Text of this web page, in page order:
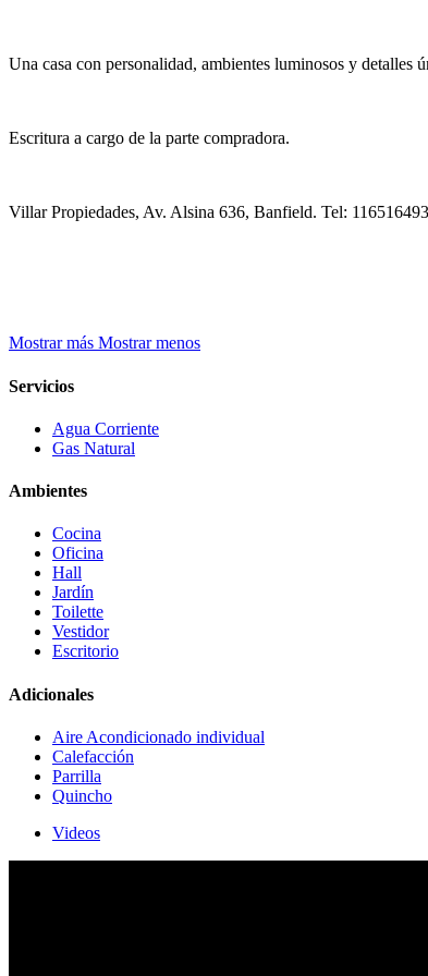
Una casa con personalidad, ambientes luminosos y detalles
Escritura a cargo de la parte compradora.
Villar Propiedades, Av. Alsina 636, Banfield. Tel:
Mostrar más Mostrar menos
Servicios
Agua Corriente
Gas Natural
Ambientes
Cocina
Oficina
Hall
Jardín
Toilette
Vestidor
Escritorio
Adicionales
Aire Acondicionado individual
Calefacción
Parrilla
Quincho
Videos